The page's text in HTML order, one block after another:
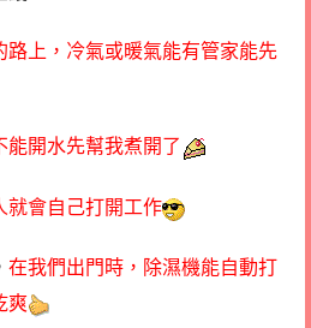
路上，冷氣或暖氣能有管家能先
能開水先幫我煮開了
就會自己打開工作
在我們出門時，除濕機能自動打
爽